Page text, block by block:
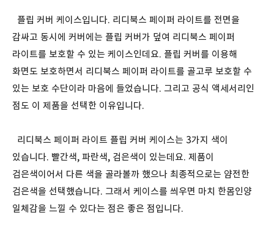
플립 커버 케이스입니다. 리디북스 페이퍼 라이트를 전면을
감싸고 동시에 커버에는 플립 커버가 덮여 리디북스 페이퍼
라이트를 보호할 수 있는 케이스인데요. 플립 커버를 이용해
화면도 보호하면서 리디북스 페이퍼 라이트를 골고루 보호할 수
있는 보호 수단이라 마음에 들었습니다. 그리고 공식 액세서리인
점도 이 제품을 선택한 이유입니다.
리디북스 페이퍼 라이트 플립 커버 케이스는 3가지 색이
있습니다. 빨간색, 파란색, 검은색이 있는데요. 제품이
검은색이어서 다른 색을 골라볼까 했으나 최종적으로는 얌전한
검은색을 선택했습니다. 그래서 케이스를 씌우면 마치 한몸인양
일체감을 느낄 수 있다는 점은 좋은 점입니다.